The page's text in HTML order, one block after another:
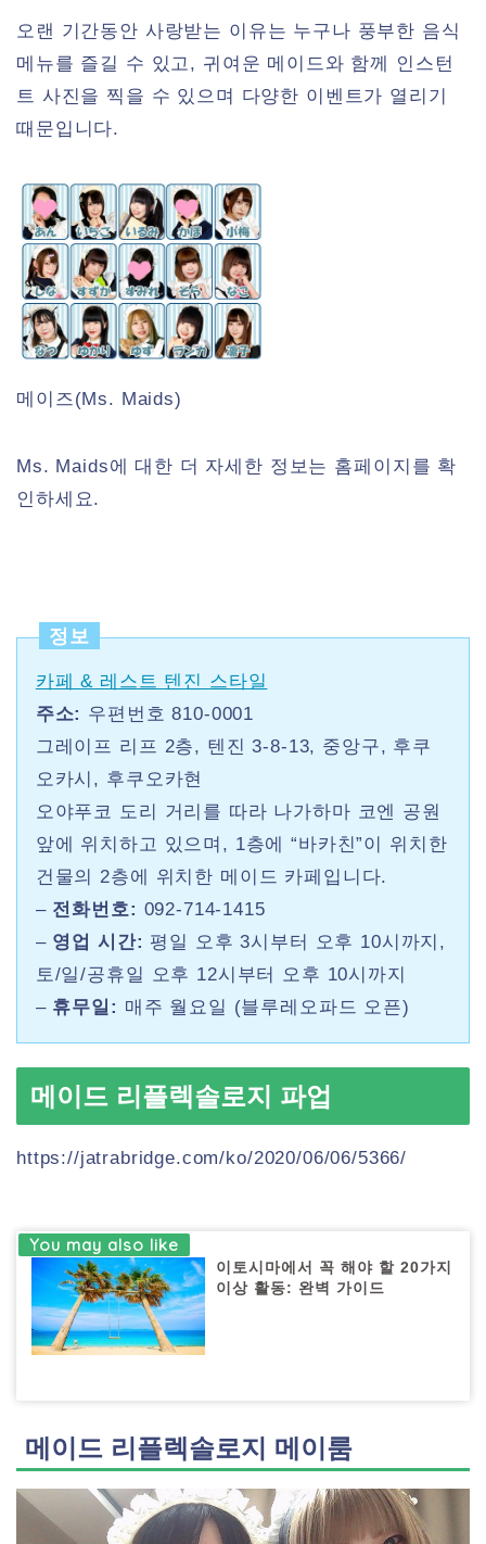
오랜 기간동안 사랑받는 이유는 누구나 풍부한 음식
메뉴를 즐길 수 있고, 귀여운 메이드와 함께 인스턴
트 사진을 찍을 수 있으며 다양한 이벤트가 열리기
때문입니다.
메이즈(Ms. Maids)
Ms. Maids에 대한 더 자세한 정보는 홈페이지를 확
인하세요.
정보
카페 & 레스트 텐진 스타일
주소: 우편번호 810-0001
그레이프 리프 2층, 텐진 3-8-13, 중앙구, 후쿠
오카시, 후쿠오카현
오야푸코 도리 거리를 따라 나가하마 코엔 공원
앞에 위치하고 있으며, 1층에 “바카친”이 위치한
건물의 2층에 위치한 메이드 카페입니다.
– 전화번호: 092-714-1415
– 영업 시간: 평일 오후 3시부터 오후 10시까지,
토/일/공휴일 오후 12시부터 오후 10시까지
– 휴무일: 매주 월요일 (블루레오파드 오픈)
메이드 리플렉솔로지 파업
https://jatrabridge.com/ko/2020/06/06/5366/
이토시마에서 꼭 해야 할 20가지
이상 활동: 완벽 가이드
메이드 리플렉솔로지 메이룸